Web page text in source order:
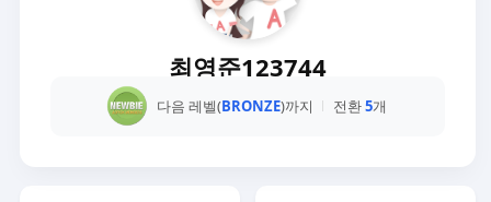
최영준123744
다음 레벨(BRONZE)까지 전환5개